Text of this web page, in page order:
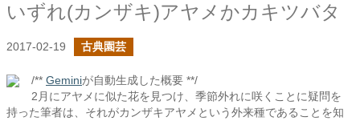
いずれ(カンザキ)アヤメかカキツバタ
2017-02-19 古典園芸
/** Geminiが自動生成した概要 **/
2月にアヤメに似た花を見つけ、季節外れに咲くことに疑問を
持った筆者は、それがカンザキアヤメという外来種であることを知